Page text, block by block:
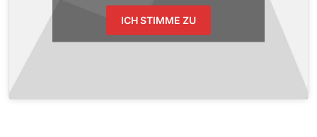
ICH STIMME ZU